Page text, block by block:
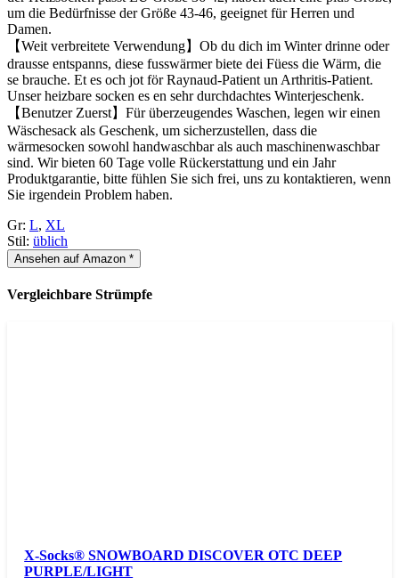
um die Bedürfnisse der Größe 43-46, geeignet für Herren und
Damen.
【Weit verbreitete Verwendung】Ob du dich im Winter drinne oder
drausse entspanns, diese fusswärmer biete dei Füess die Wärm, die
se brauche. Et es och jot för Raynaud-Patient un Arthritis-Patient.
Unser heizbare socken es en sehr durchdachtes Winterjeschenk.
【Benutzer Zuerst】Für überzeugendes Waschen, legen wir einen
Wäschesack als Geschenk, um sicherzustellen, dass die
wärmesocken sowohl handwaschbar als auch maschinenwaschbar
sind. Wir bieten 60 Tage volle Rückerstattung und ein Jahr
Produktgarantie, bitte fühlen Sie sich frei, uns zu kontaktieren, wenn
Sie irgendein Problem haben.
Gr: L, XL
Stil: üblich
Ansehen auf Amazon *
Vergleichbare Strümpfe
X-Socks® SNOWBOARD DISCOVER OTC DEEP
PURPLE/LIGHT